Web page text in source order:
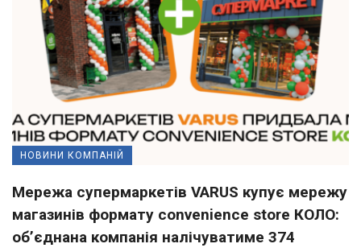
НОВИНИ КОМПАНІЙ
Мережа супермаркетів VARUS купує мережу
магазинів формату convenience store КОЛО:
об’єднана компанія налічуватиме 374